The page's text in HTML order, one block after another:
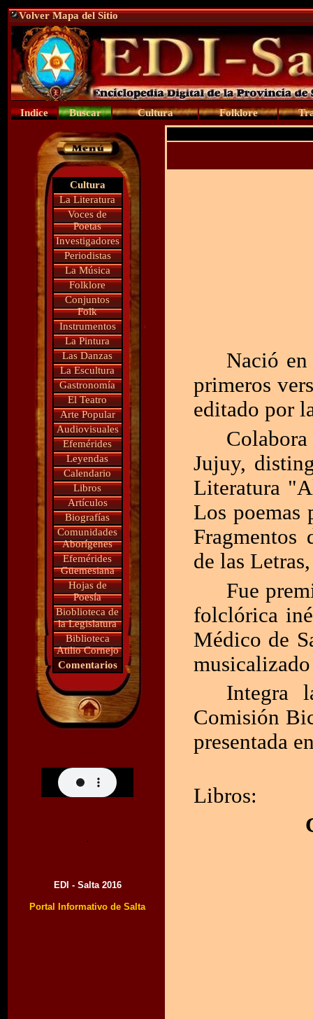
Volver Mapa del Sitio
Indice Buscar Cultura Folklore
Cultura
La Literatura
Voces de
Poetas
Investigadores
Periodistas
La Música
Folklore
Conjuntos
Folk
Instrumentos
La Pintura
Las Danzas
La Escultura
Gastronomía
El Teatro
Arte Popular
Audiovisuales
Efemérides
Leyendas
Calendario
Libros
Artículos
Biografías
Comunidades
Aborígenes
Efemérides
Güemesiana
Hojas de
Poesía
Bioblioteca de
la Legislatura
Biblioteca
Atilio Cornejo
Comentarios
.
EDI - Salta 2016
Portal Informativo de Salta
Nació
primeros
editado por
Jujuy,
Literatura
Los
Fragmentos
de las
Fue
folclórica
Médico de
Integra
Comisión
presentada
Libros: